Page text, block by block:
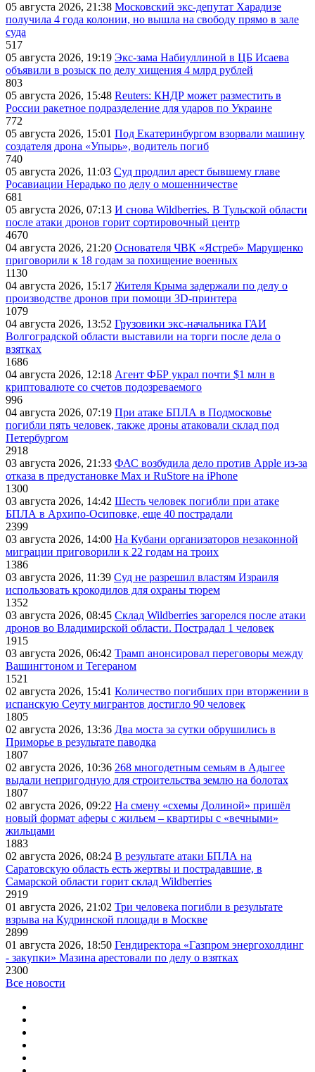
05 августа 2026, 21:38 Московский экс-депутат Харадизе
получила 4 года колонии, но вышла на свободу прямо в зале
суда
517
05 августа 2026, 19:19 Экс-зама Набиуллиной в ЦБ Исаева
объявили в розыск по делу хищения 4 млрд рублей
803
05 августа 2026, 15:48 Reuters: КНДР может разместить в
России ракетное подразделение для ударов по Украине
772
05 августа 2026, 15:01 Под Екатеринбургом взорвали машину
создателя дрона «Упырь», водитель погиб
740
05 августа 2026, 11:03 Суд продлил арест бывшему главе
Росавиации Нерадько по делу о мошенничестве
681
05 августа 2026, 07:13 И снова Wildberries. В Тульской области
после атаки дронов горит сортировочный центр
4670
04 августа 2026, 21:20 Основателя ЧВК «Ястреб» Марущенко
приговорили к 18 годам за похищение военных
1130
04 августа 2026, 15:17 Жителя Крыма задержали по делу о
производстве дронов при помощи 3D‑принтера
1079
04 августа 2026, 13:52 Грузовики экс-начальника ГАИ
Волгоградской области выставили на торги после дела о
взятках
1686
04 августа 2026, 12:18 Агент ФБР украл почти $1 млн в
криптовалюте со счетов подозреваемого
996
04 августа 2026, 07:19 При атаке БПЛА в Подмосковье
погибли пять человек, также дроны атаковали склад под
Петербургом
2918
03 августа 2026, 21:33 ФАС возбудила дело против Apple из-за
отказа в предустановке Max и RuStore на iPhone
1300
03 августа 2026, 14:42 Шесть человек погибли при атаке
БПЛА в Архипо-Осиповке, еще 40 пострадали
2399
03 августа 2026, 14:00 На Кубани организаторов незаконной
миграции приговорили к 22 годам на троих
1386
03 августа 2026, 11:39 Суд не разрешил властям Израиля
использовать крокодилов для охраны тюрем
1352
03 августа 2026, 08:45 Склад Wildberries загорелся после атаки
дронов во Владимирской области. Пострадал 1 человек
1915
03 августа 2026, 06:42 Трамп анонсировал переговоры между
Вашингтоном и Тегераном
1521
02 августа 2026, 15:41 Количество погибших при вторжении в
испанскую Сеуту мигрантов достигло 90 человек
1805
02 августа 2026, 13:36 Два моста за сутки обрушились в
Приморье в результате паводка
1807
02 августа 2026, 10:36 268 многодетным семьям в Адыгее
выдали непригодную для строительства землю на болотах
1807
02 августа 2026, 09:22 На смену «схемы Долиной» пришёл
новый формат аферы с жильем – квартиры с «вечными»
жильцами
1883
02 августа 2026, 08:24 В результате атаки БПЛА на
Саратовскую область есть жертвы и пострадавшие, в
Самарской области горит склад Wildberries
2919
01 августа 2026, 21:02 Три человека погибли в результате
взрыва на Кудринской площади в Москве
2899
01 августа 2026, 18:50 Гендиректора «Газпром энергохолдинг
- закупки» Мазина арестовали по делу о взятках
2300
Все новости